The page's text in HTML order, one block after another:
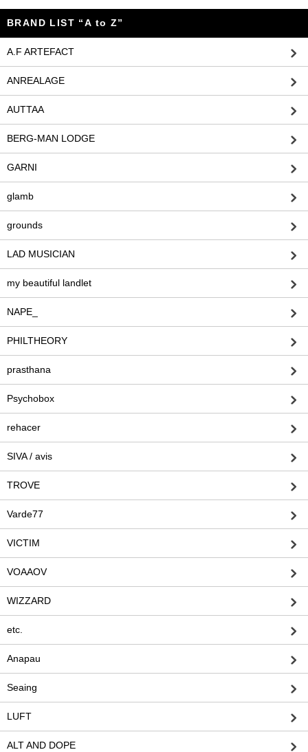
BRAND LIST “A to Z”
A.F ARTEFACT
ANREALAGE
AUTTAA
BERG-MAN LODGE
GARNI
glamb
grounds
LAD MUSICIAN
my beautiful landlet
NAPE_
PHILTHEORY
prasthana
Psychobox
rehacer
SIVA / avis
TROVE
Varde77
VICTIM
VOAAOV
WIZZARD
etc.
Anapau
Seaing
LUFT
ALT AND DOPE